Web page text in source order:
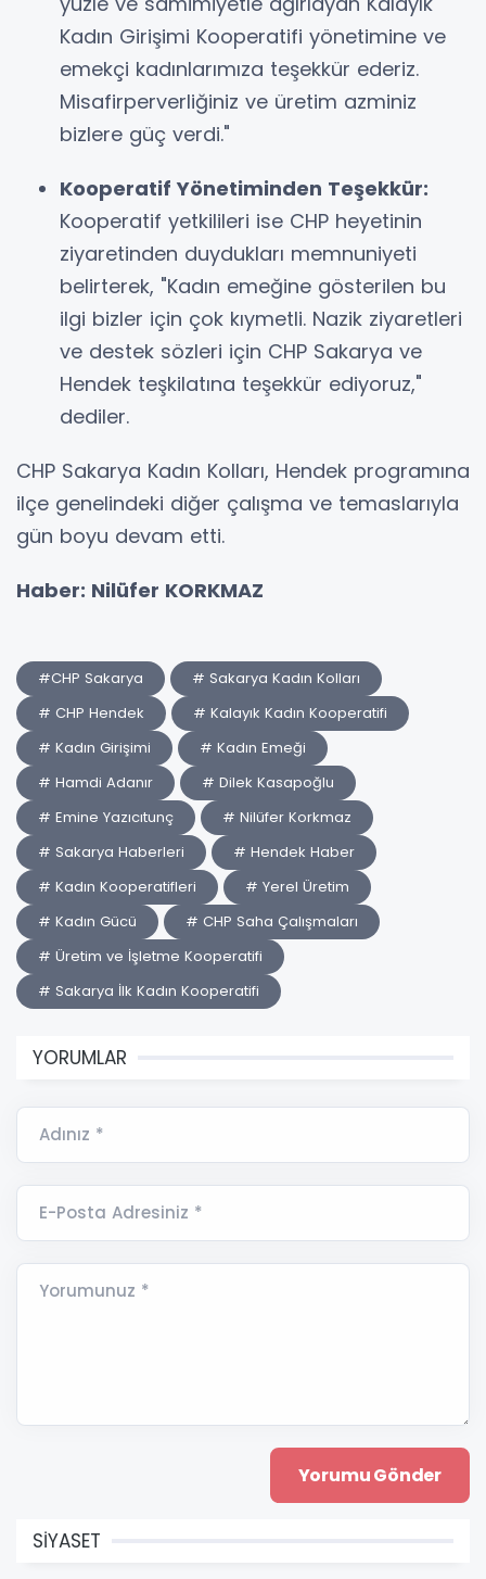
Kadın Girişimi Kooperatifi yönetimine ve
emekçi kadınlarımıza teşekkür ederiz.
Misafirperverliğiniz ve üretim azminiz
bizlere güç verdi."
Kooperatif Yönetiminden Teşekkür:
Kooperatif yetkilileri ise CHP heyetinin
ziyaretinden duydukları memnuniyeti
belirterek, "Kadın emeğine gösterilen bu
ilgi bizler için çok kıymetli. Nazik ziyaretleri
ve destek sözleri için CHP Sakarya ve
Hendek teşkilatına teşekkür ediyoruz,"
dediler.
CHP Sakarya Kadın Kolları, Hendek programına
ilçe genelindeki diğer çalışma ve temaslarıyla
gün boyu devam etti.
Haber: Nilüfer KORKMAZ
#CHP Sakarya
# Sakarya Kadın Kolları
# CHP Hendek
# Kalayık Kadın Kooperatifi
# Kadın Girişimi
# Kadın Emeği
# Hamdi Adanır
# Dilek Kasapoğlu
# Emine Yazıcıtunç
# Nilüfer Korkmaz
# Sakarya Haberleri
# Hendek Haber
# Kadın Kooperatifleri
# Yerel Üretim
# Kadın Gücü
# CHP Saha Çalışmaları
# Üretim ve İşletme Kooperatifi
# Sakarya İlk Kadın Kooperatifi
YORUMLAR
Adınız *
E-Posta Adresiniz *
Yorumunuz *
SİYASET